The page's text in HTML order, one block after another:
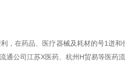
，在药品、医疗器械及耗材的号1迸和
公司江苏X医药、杭州H贸易等医药流